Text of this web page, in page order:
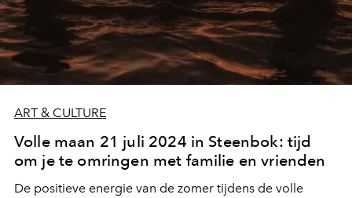
ART & CULTURE
Volle maan 21 juli 2024 in Steenbok: tijd
om je te omringen met familie en vrienden
De positieve energie van de zomer tijdens de volle